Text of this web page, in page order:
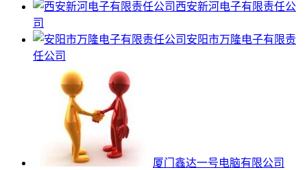
西安新河电子有限责任公
司
安阳市万隆电子有限责
任公司
厦门鑫达一号电脑有限公司